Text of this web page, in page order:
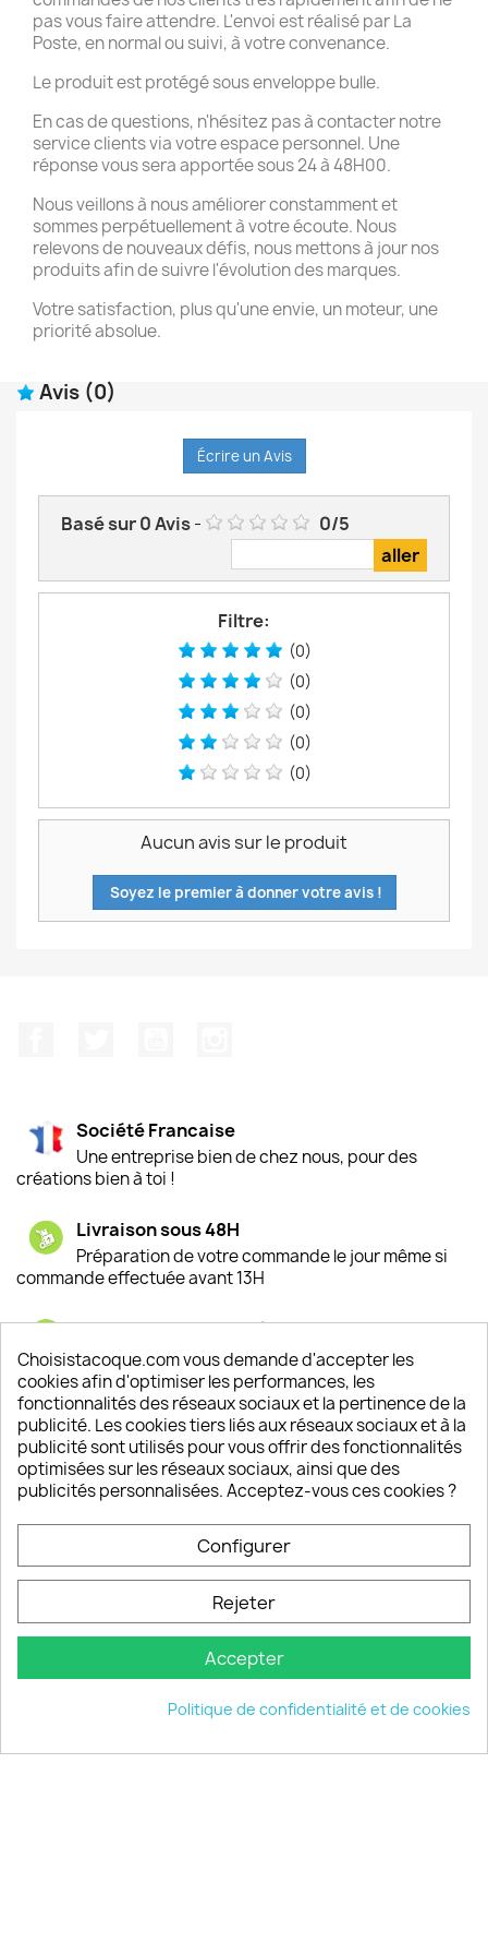
pas vous faire attendre. L'envoi est réalisé par La
Poste, en normal ou suivi, à votre convenance.
Le produit est protégé sous enveloppe bulle.
En cas de questions, n'hésitez pas à contacter notre
service clients via votre espace personnel. Une
réponse vous sera apportée sous 24 à 48H00.
Nous veillons à nous améliorer constamment et
sommes perpétuellement à votre écoute. Nous
relevons de nouveaux défis, nous mettons à jour nos
produits afin de suivre l'évolution des marques.
Votre satisfaction, plus qu'une envie, un moteur, une
priorité absolue.
Avis (0)
Écrire un Avis
Basé sur0Avis- 0/5
Filtre:
(0)
(0)
(0)
(0)
(0)
Aucun avis sur le produit
Soyez le premier à donner votre avis !
Société Francaise
Une entreprise bien de chez nous, pour des
créations bien à toi !
Livraison sous 48H
Préparation de votre commande le jour même si
commande effectuée avant 13H
Satisfaction de nos clients
Depuis 2009, entre 92% et 94% de nos clients
sont satisfaits de nos produits
Un SAV à votre écoute
Notre SAV est disponible 6/7J de 10h à 18H
keyboard_arrow_down
© 2026 - choisistacoque.com
Choisistacoque.com vous demande d'accepter les
cookies afin d'optimiser les performances, les
fonctionnalités des réseaux sociaux et la pertinence de la
publicité. Les cookies tiers liés aux réseaux sociaux et à la
publicité sont utilisés pour vous offrir des fonctionnalités
optimisées sur les réseaux sociaux, ainsi que des
publicités personnalisées. Acceptez-vous ces cookies ?
Configurer
Rejeter
Accepter
Politique de confidentialité et de cookies